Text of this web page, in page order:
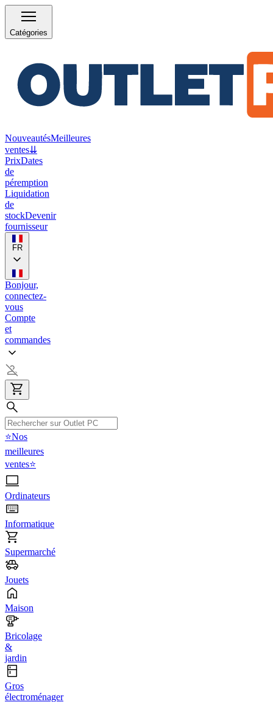
Catégories
NouveautésMeilleures
ventes⇊
PrixDates
de
péremption
Liquidation
de
stockDevenir
fournisseur
FR
Bonjour,
connectez-
vous
Compte
et
commandes
⭐Nos
meilleures
ventes⭐
Ordinateurs
Informatique
Supermarché
Jouets
Maison
Bricolage
&
jardin
Gros
électroménager